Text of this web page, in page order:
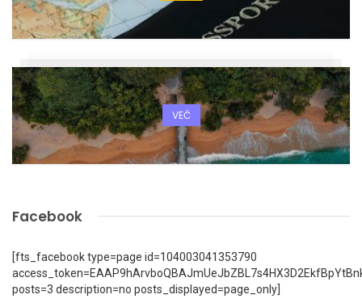
VEČ
Facebook
[fts_facebook type=page id=104003041353790
posts=3 description=no posts_displayed=page_only]